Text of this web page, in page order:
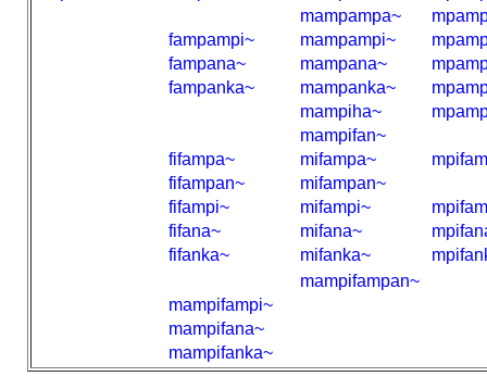
mampampa~
fampampi~
mampampi~
fampana~
mampana~
fampanka~
mampanka~
mampiha~
mampifan~
fifampa~
mifampa~
fifampan~
mifampan~
fifampi~
mifampi~
fifana~
mifana~
fifanka~
mifanka~
mampifampan~
mampifampi~
mampifana~
mampifanka~